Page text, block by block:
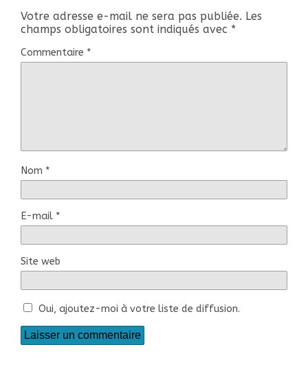
Votre adresse e-mail ne sera pas publiée. Les
champs obligatoires sont indiqués avec *
Commentaire *
Nom *
E-mail *
Site web
Oui, ajoutez-moi à votre liste de diffusion.